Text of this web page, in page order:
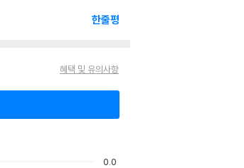
한줄평
혜택 및 유의사항
0.0